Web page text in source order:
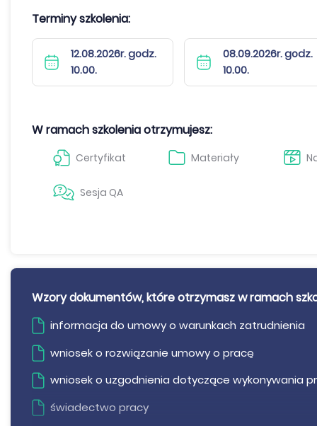
Terminy szkolenia:
12.08.2026r. godz.
10.00.
08.09.2026r. godz.
10.00.
W ramach szkolenia otrzymujesz:
Certyfikat Materiały
Sesja QA
Wzory dokumentów, które otrzymasz w ramach
informacja do umowy o warunkach zatrudnienia
wniosek o rozwiązanie umowy o pracę
wniosek o uzgodnienia dotyczące wykonywania
świadectwo pracy